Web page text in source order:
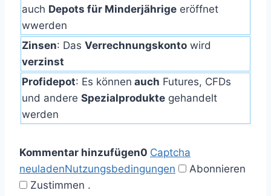
auch Depots für Minderjährige eröffnet
wwerden
Zinsen: Das Verrechnungskonto wird
verzinst
Profidepot: Es können auch Futures, CFDs
und andere Spezialprodukte gehandelt
werden
Kommentar hinzufügen0 Captcha
neuladenNutzungsbedingungen
Abonnieren
Zustimmen .